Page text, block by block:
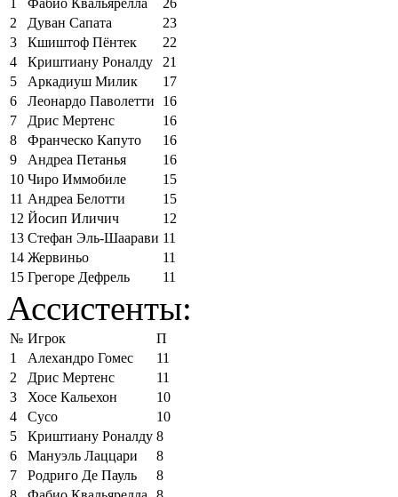
2
Дуван Сапата
23
3
Кшиштоф Пёнтек
22
4
Криштиану Роналду
21
5
Аркадиуш Милик
17
6
Леонардо Паволетти
16
7
Дрис Мертенс
16
8
Франческо Капуто
16
9
Андреа Петанья
16
10 Чиро Иммобиле
15
11 Андреа Белотти
15
12 Йосип Иличич
12
13 Стефан Эль-Шаарави 11
14 Жервиньо
11
15 Грегоре Дефрель 11
Ассистенты:
№ Игрок
П
1
Алехандро Гомес
11
2
Дрис Мертенс
11
3
Хосе Кальехон
10
4
Сусо
10
5
Криштиану Роналду 8
6
Мануэль Лаццари
8
7
Родриго Де Пауль
8